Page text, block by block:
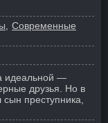
Современные
идеальной —
друзья. Но в
преступника,